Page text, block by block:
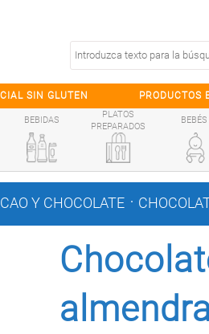
SIN GLUTEN PRODUCTOS
BEBIDAS
PLATOS
PREPARADOS
BEBÉS
Y CHOCOLATE .